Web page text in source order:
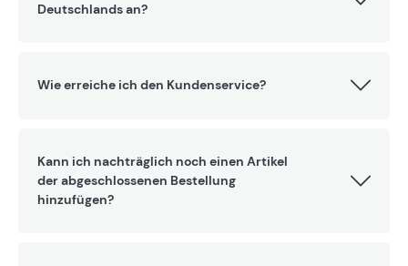
Deutschlands an?
Wie erreiche ich den Kundenservice?
Kann ich nachträglich noch einen Artikel
der abgeschlossenen Bestellung
hinzufügen?